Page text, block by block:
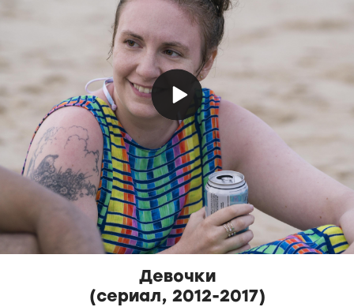
Девочки
(сериал, 2012-2017)